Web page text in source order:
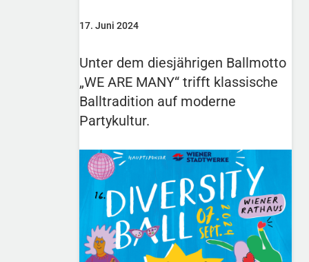
17. Juni 2024
Unter dem diesjährigen Ballmotto
„WE ARE MANY“ trifft klassische
Balltradition auf moderne
Partykultur.